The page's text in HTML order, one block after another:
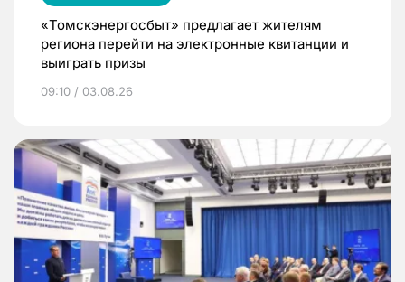
«Томскэнергосбыт» предлагает жителям
региона перейти на электронные квитанции и
выиграть призы
09:10 / 03.08.26